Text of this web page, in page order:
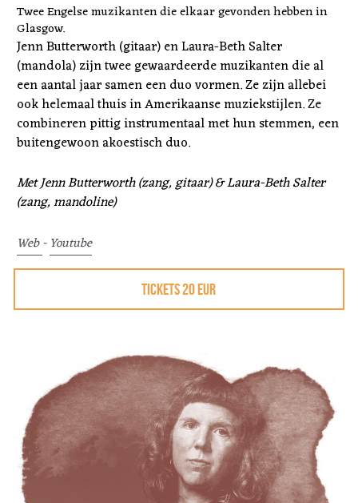
Twee Engelse muzikanten die elkaar gevonden hebben in
Glasgow.
Jenn Butterworth (gitaar) en Laura-Beth Salter
(mandola) zijn twee gewaardeerde muzikanten die al
een aantal jaar samen een duo vormen. Ze zijn allebei
ook helemaal thuis in Amerikaanse muziekstijlen. Ze
combineren pittig instrumentaal met hun stemmen, een
buitengewoon akoestisch duo.
Met Jenn Butterworth (zang, gitaar) & Laura-Beth Salter
(zang, mandoline)
Web - Youtube
TICKETS 20 EUR